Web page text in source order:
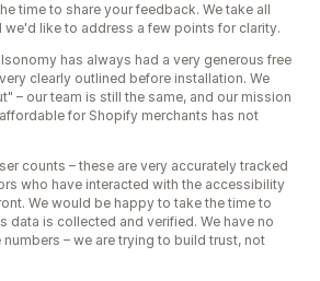
time to share your feedback. We take all
we'd like to address a few points for clarity.
has always had a very generous free
clearly outlined before installation. We
– our team is still the same, and our mission
for Shopify merchants has not
counts – these are very accurately tracked
who have interacted with the accessibility
We would be happy to take the time to
data is collected and verified. We have no
– we are trying to build trust, not